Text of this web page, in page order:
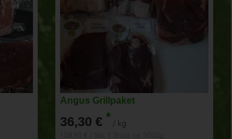
Angus Grillpaket
36,30 € * / kg